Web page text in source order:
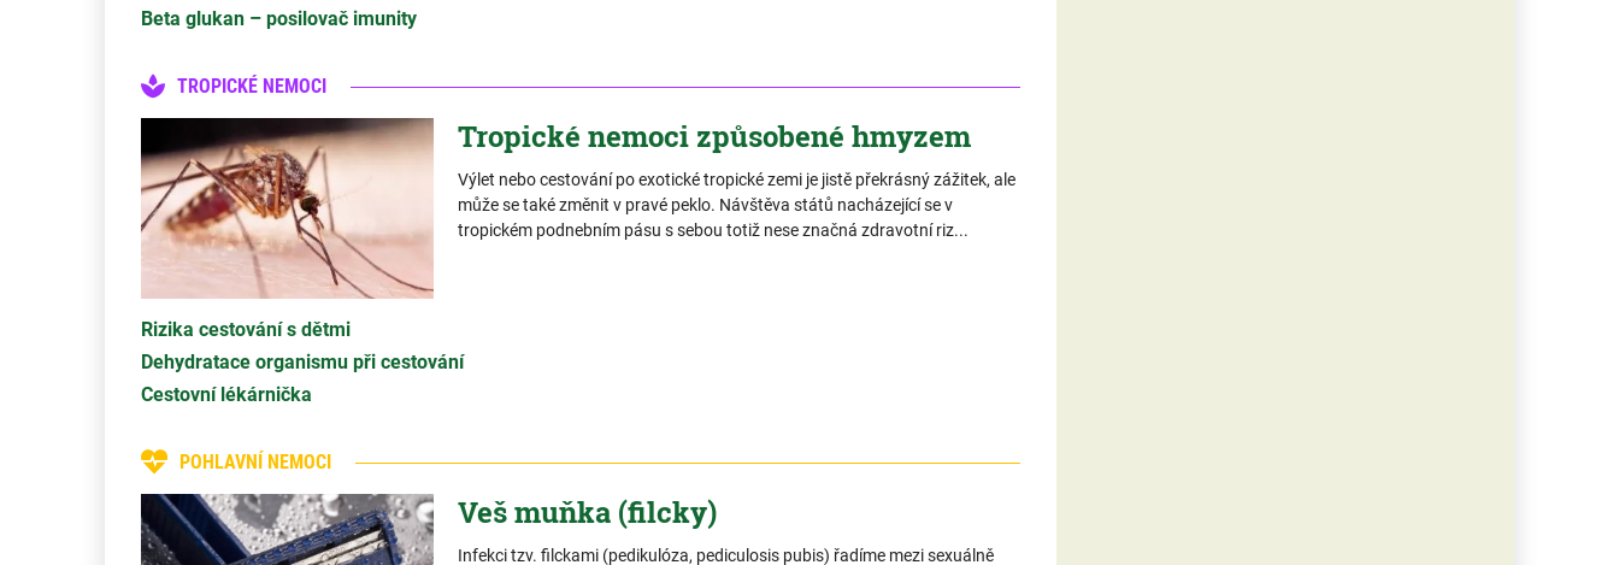
Beta glukan – posilovač imunity
TROPICKÉ NEMOCI
Tropické nemoci způsobené hmyzem
Výlet nebo cestování po exotické tropické zemi je jistě překrásný zážitek, ale
může se také změnit v pravé peklo. Návštěva států nacházející se v
tropickém podnebním pásu s sebou totiž nese značná zdravotní riz...
Rizika cestování s dětmi
Dehydratace organismu při cestování
Cestovní lékárnička
POHLAVNÍ NEMOCI
Veš muňka (filcky)
Infekci tzv. filckami (pedikulóza, pediculosis pubis) řadíme mezi sexuálně